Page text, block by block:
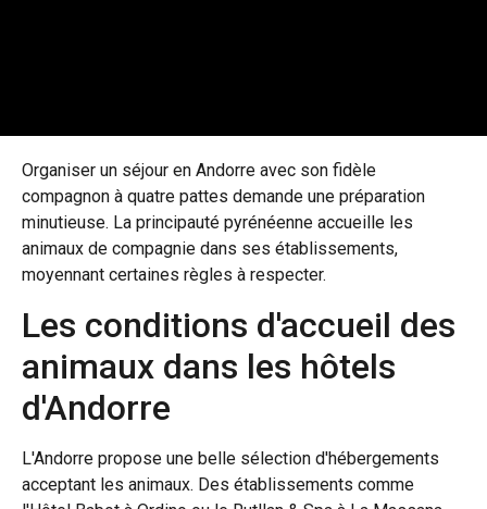
Organiser un séjour en Andorre avec son fidèle
compagnon à quatre pattes demande une préparation
minutieuse. La principauté pyrénéenne accueille les
animaux de compagnie dans ses établissements,
moyennant certaines règles à respecter.
Les conditions d'accueil des
animaux dans les hôtels
d'Andorre
L'Andorre propose une belle sélection d'hébergements
acceptant les animaux. Des établissements comme